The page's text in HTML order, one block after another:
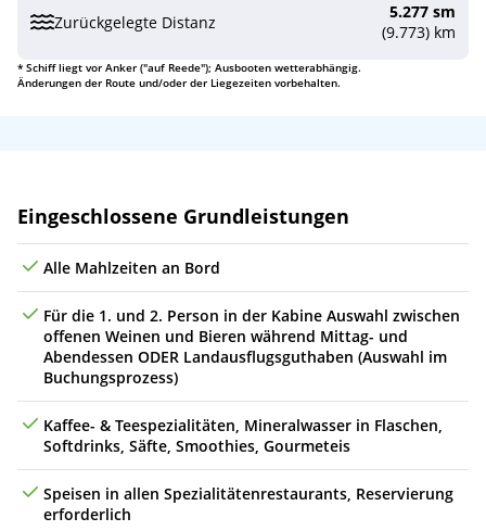
Di 16.01.29 (auf See)
6 Mi 17.01.29
8 Fr 19.01.29 Panama-Stadt, Panama
So 21.01.29 Puerto Limon, Costa Rica 07:00 17:00
Mo 22.01.29 (auf See)
Di 23.01.29
12 Mi 24.01.29 Ocho Rios, Jamaika 09:00 17:00
Zurückgelegte Distanz
5.277 sm
(9.773) km
* Schiff liegt vor Anker ("auf Reede"); Ausbooten wetterabhängig.
Änderungen der Route und/oder der Liegezeiten vorbehalten.
Leistungen
Eingeschlossene Grundleistungen
Alle Mahlzeiten an Bord
Für die 1. und 2. Person in der Kabine Auswahl zwischen
offenen Weinen und Bieren während Mittag- und
Abendessen ODER Landausflugsguthaben (Auswahl im
Buchungsprozess)
Kaffee- & Teespezialitäten, Mineralwasser in Flaschen,
Softdrinks, Säfte, Smoothies, Gourmeteis
Speisen in allen Spezialitätenrestaurants, Reservierung
erforderlich